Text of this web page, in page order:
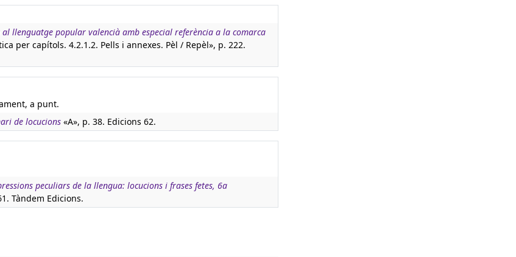
llenguatge popular valencià amb especial referència a la comarca
per capítols. 4.2.1.2. Pells i annexes. Pèl / Repèl», p. 222.
a punt.
de locucions «A», p. 38. Edicions 62.
peculiars de la llengua: locucions i frases fetes, 6a
Tàndem Edicions.